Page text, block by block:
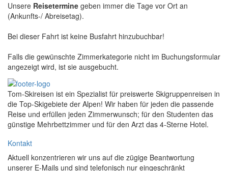
Unsere Reisetermine geben immer die Tage vor Ort an
(Ankunfts-/ Abreisetag).
Bei dieser Fahrt ist keine Busfahrt hinzubuchbar!
Falls die gewünschte Zimmerkategorie nicht im Buchungsformular
angezeigt wird, ist sie ausgebucht.
Tom-Skireisen ist ein Spezialist für preiswerte Skigruppenreisen in
die Top-Skigebiete der Alpen! Wir haben für jeden die passende
Reise und erfüllen jeden Zimmerwunsch; für den Studenten das
günstige Mehrbettzimmer und für den Arzt das 4-Sterne Hotel.
Kontakt
Aktuell konzentrieren wir uns auf die zügige Beantwortung
unserer E-Mails und sind telefonisch nur eingeschränkt